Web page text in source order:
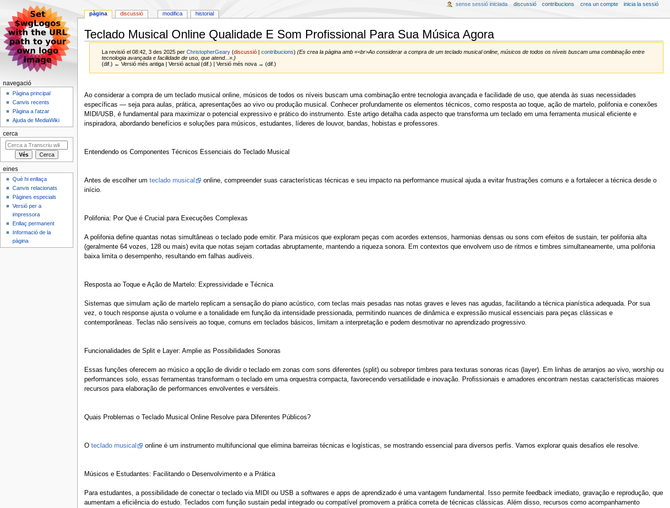
Teclado Musical Online Qualidade E Som Profissional Para Sua Música Agora
La revisió el 08:42, 3 des 2025 perChristopherGeary (discussió |contribucions) (Es crea la pàgina amb «<br>Ao considerar a compra de um teclado musical online, músicos de todos os níveis buscam uma combinação entre
tecnologia avançada e facilidade de uso, que atend...».)
(dif.) ← Versió més antiga | Versió actual (dif.) | Versió més nova → (dif.)
to
navigation
to
search
Ao considerar a compra de um teclado musical online, músicos de todos os níveis buscam uma combinação entre tecnologia avançada e facilidade de uso, que atenda às suas necessidades
específicas — seja para aulas, prática, apresentações ao vivo ou produção musical. Conhecer profundamente os elementos técnicos, como resposta ao toque, ação de martelo, polifonia e conexões
MIDI/USB, é fundamental para maximizar o potencial expressivo e prático do instrumento. Este artigo detalha cada aspecto que transforma um teclado em uma ferramenta musical eficiente e
inspiradora, abordando benefícios e soluções para músicos, estudantes, líderes de louvor, bandas, hobistas e professores.
Entendendo os Componentes Técnicos Essenciais do Teclado Musical
Antes de escolher um teclado musical
online, compreender suas características técnicas e seu impacto na performance musical ajuda a evitar frustrações comuns e a fortalecer a técnica desde o
início.
Polifonia: Por Que é Crucial para Execuções Complexas
A polifonia define quantas notas simultâneas o teclado pode emitir. Para músicos que exploram peças com acordes extensos, harmonias densas ou sons com efeitos de sustain, ter polifonia alta
(geralmente 64 vozes, 128 ou mais) evita que notas sejam cortadas abruptamente, mantendo a riqueza sonora. Em contextos que envolvem uso de ritmos e timbres simultaneamente, uma polifonia
baixa limita o desempenho, resultando em falhas audíveis.
Resposta ao Toque e Ação de Martelo: Expressividade e Técnica
Sistemas que simulam ação de martelo replicam a sensação do piano acústico, com teclas mais pesadas nas notas graves e leves nas agudas, facilitando a técnica pianística adequada. Por sua
vez, o touch response ajusta o volume e a tonalidade em função da intensidade pressionada, permitindo nuances de dinâmica e expressão musical essenciais para peças clássicas e
contemporâneas. Teclas não sensíveis ao toque, comuns em teclados básicos, limitam a interpretação e podem desmotivar no aprendizado progressivo.
Funcionalidades de Split e Layer: Amplie as Possibilidades Sonoras
Essas funções oferecem ao músico a opção de dividir o teclado em zonas com sons diferentes (split) ou sobrepor timbres para texturas sonoras ricas (layer). Em linhas de arranjos ao vivo, worship ou
performances solo, essas ferramentas transformam o teclado em uma orquestra compacta, favorecendo versatilidade e inovação. Profissionais e amadores encontram nestas características maiores
recursos para elaboração de performances envolventes e versáteis.
Quais Problemas o Teclado Musical Online Resolve para Diferentes Públicos?
O teclado musical online é um instrumento multifuncional que elimina barreiras técnicas e logísticas, se mostrando essencial para diversos perfis. Vamos explorar quais desafios ele resolve.
Músicos e Estudantes: Facilitando o Desenvolvimento e a Prática
Para estudantes, a possibilidade de conectar o teclado via MIDI ou USB a softwares e apps de aprendizado é uma vantagem fundamental. Isso permite feedback imediato, gravação e reprodução, que
aumentam a eficiência do estudo. Teclados com função sustain pedal integrado ou compatível promovem a prática correta de técnicas clássicas. Além disso, recursos como acompanhamento
pàgina discussió modifica historial
sense sessió iniciada discussió contribucions crea un compte inicia la sessió
navegació
Pàgina principal
Canvis recents
Pàgina a l’atzar
Ajuda de MediaWiki
cerca
eines
Què hi enllaça
Canvis relacionats
Pàgines especials
Versió per a
impressora
Enllaç permanent
Informació de la
pàgina